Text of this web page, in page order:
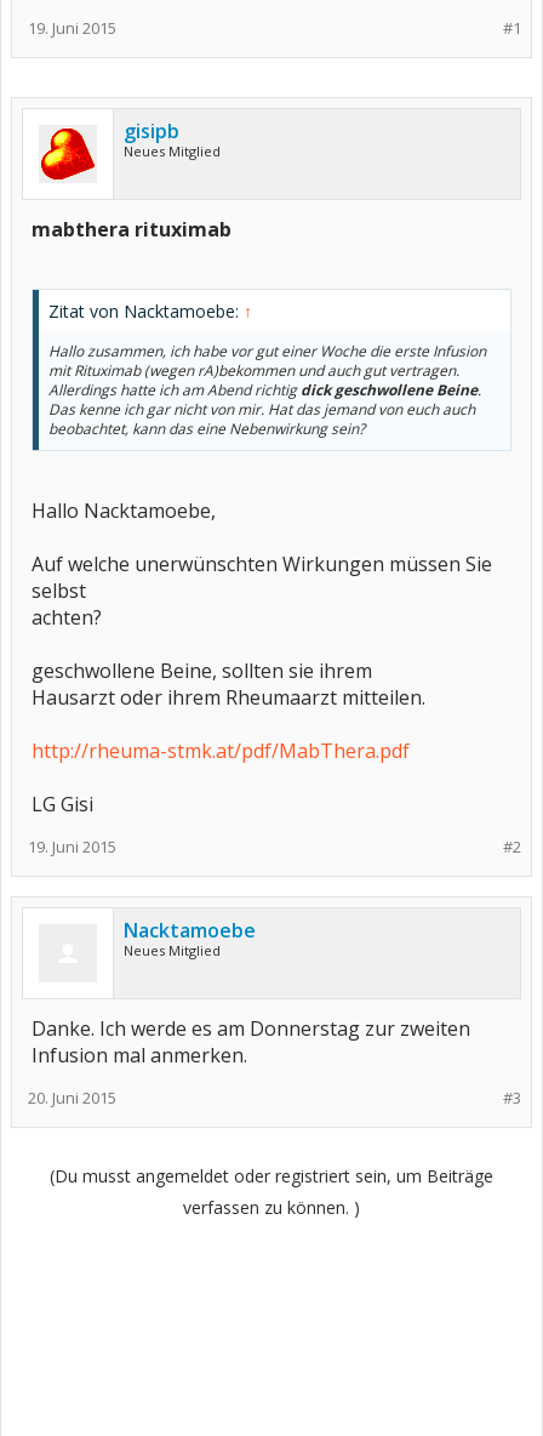
#1
19. Juni 2015
gisipb
Neues Mitglied
mabthera rituximab
Zitat von Nacktamoebe: ↑
Hallo zusammen, ich habe vor gut einer Woche die erste Infusion
mit Rituximab (wegen rA)bekommen und auch gut vertragen.
Allerdings hatte ich am Abend richtigdick geschwollene Beine.
Das kenne ich gar nicht von mir. Hat das jemand von euch auch
beobachtet, kann das eine Nebenwirkung sein?
Hallo Nacktamoebe,
Auf welche unerwünschten Wirkungen müssen Sie
selbst
achten?
geschwollene Beine, sollten sie ihrem
Hausarzt oder ihrem Rheumaarzt mitteilen.
http://rheuma-stmk.at/pdf/MabThera.pdf
LG Gisi
#2
19. Juni 2015
Nacktamoebe
Neues Mitglied
Danke. Ich werde es am Donnerstag zur zweiten
Infusion mal anmerken.
#3
20. Juni 2015
(Du musst angemeldet oder registriert sein, um Beiträge
verfassen zu können. )